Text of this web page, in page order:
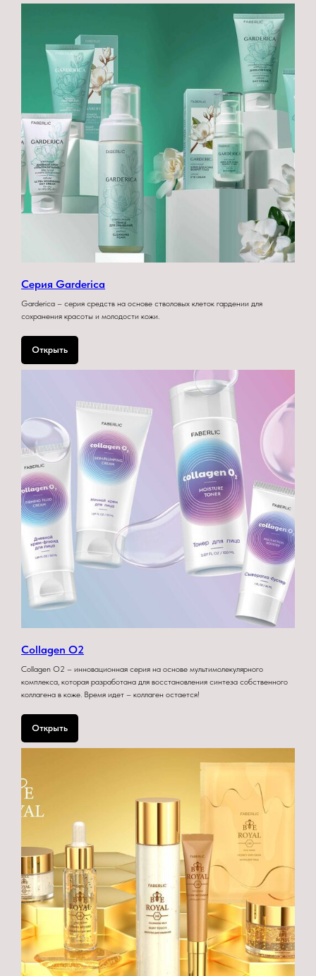
Серия Garderica
Garderica – серия средств на основе стволовых клеток гардении для
сохранения красоты и молодости кожи.
Открыть
Collagen O2
Collagen O2 – инновационная серия на основе мультимолекулярного
комплекса, которая разработана для восстановления синтеза собственного
коллагена в коже. Время идет – коллаген остается!
Открыть